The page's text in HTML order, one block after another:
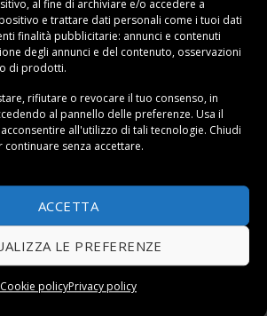
al fine di archiviare e/o accedere a
e trattare dati personali come i tuoi dati
finalità pubblicitarie: annunci e contenuti
degli annunci e del contenuto, osservazioni
di prodotti.
rifiutare o revocare il tuo consenso, in
al pannello delle preferenze. Usa il
all'utilizzo di tali tecnologie. Chiudi
senza accettare.
ACCETTA
LE PREFERENZE
Cookie policyPrivacy policy
del caffè di cicoria: quale marca